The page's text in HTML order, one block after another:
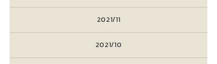
2021/11
2021/10